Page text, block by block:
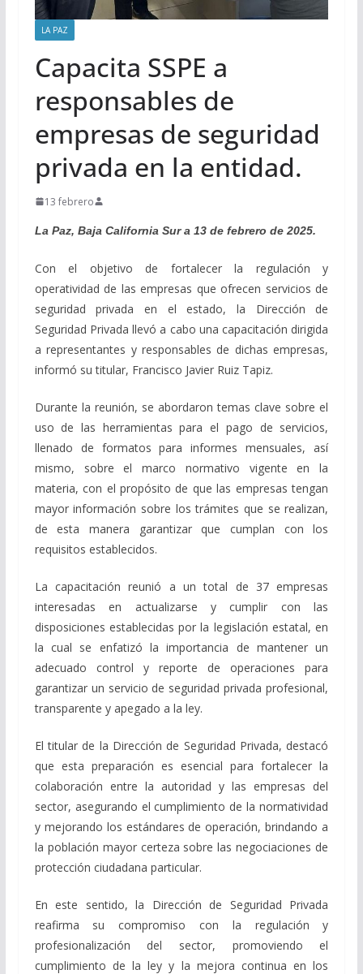
LA PAZ
Capacita SSPE a
responsables de
empresas de seguridad
privada en la entidad.
13 febrero
La Paz, Baja California Sur a 13 de febrero de 2025.
Con el objetivo de fortalecer la regulación y
operatividad de las empresas que ofrecen servicios de
seguridad privada en el estado, la Dirección de
Seguridad Privada llevó a cabo una capacitación dirigida
a representantes y responsables de dichas empresas,
informó su titular, Francisco Javier Ruiz Tapiz.
Durante la reunión, se abordaron temas clave sobre el
uso de las herramientas para el pago de servicios,
llenado de formatos para informes mensuales, así
mismo, sobre el marco normativo vigente en la
materia, con el propósito de que las empresas tengan
mayor información sobre los trámites que se realizan,
de esta manera garantizar que cumplan con los
requisitos establecidos.
La capacitación reunió a un total de 37 empresas
interesadas en actualizarse y cumplir con las
disposiciones establecidas por la legislación estatal, en
la cual se enfatizó la importancia de mantener un
adecuado control y reporte de operaciones para
garantizar un servicio de seguridad privada profesional,
transparente y apegado a la ley.
El titular de la Dirección de Seguridad Privada, destacó
que esta preparación es esencial para fortalecer la
colaboración entre la autoridad y las empresas del
sector, asegurando el cumplimiento de la normatividad
y mejorando los estándares de operación, brindando a
la población mayor certeza sobre las negociaciones de
protección ciudadana particular.
En este sentido, la Dirección de Seguridad Privada
reafirma su compromiso con la regulación y
profesionalización del sector, promoviendo el
cumplimiento de la ley y la mejora continua en los